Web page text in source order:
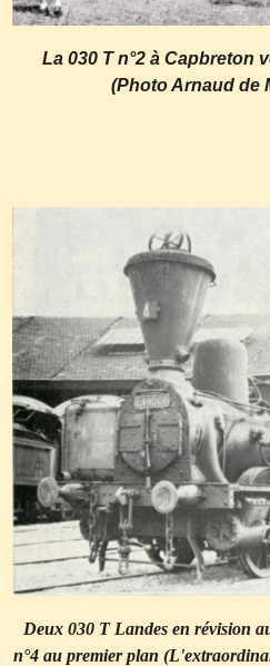
La 030 T n°2 à Capbreton
(Photo Arnaud de
Deux 030 T Landes en révision
n°4 au premier plan